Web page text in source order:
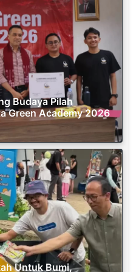
Budaya Pilah
Green Academy 2026
Untuk Bumi,